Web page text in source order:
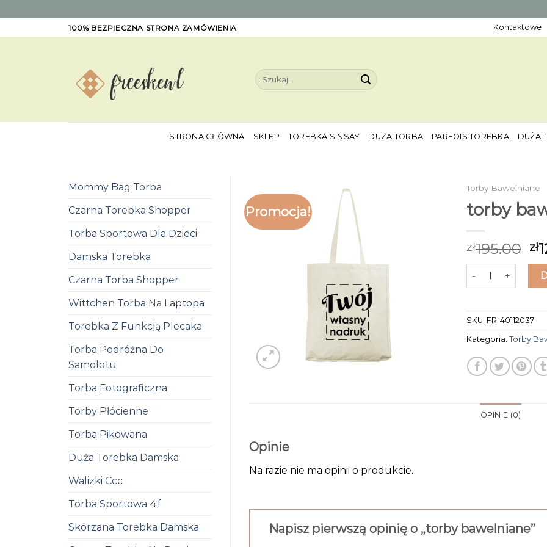
to
100% BEZPIECZNA STRONA ZAMÓWIENIA Kontaktowe
Szukaj:
STRONA GŁÓWNA SKLEP TOREBKA SINSAY DUZA TORBA PARFOIS TOREBKA DUŻA
Mommy Bag Torba
Czarna Torebka Shopper
Torba Sportowa Dla Dzieci
Damska Torebka
Czarna Torba Shopper
Wittchen Torba Na Laptopa
Torebka Z Funkcją Plecaka
Torba Podróżna Do
Samolotu
Torba Fotograficzna
Torby Płócienne
Torba Pikowana
Duża Torebka Damska
Walizki Ccc
Torba Sportowa 4f
Skórzana Torebka Damska
Promocja!
Torby Bawelniane
torby
zł195.00 zł
ilość torby
SKU: FR-40112037
Kategoria: Torby
OPINIE (0)
Opinie
Na razie nie ma opinii o produkcie.
Napisz pierwszą opinię o „torby bawelniane”